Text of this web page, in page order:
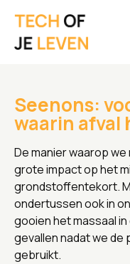
Seenons:
waarin afval
De manier waarop
grote impact op het
grondstoffentekort.
ondertussen ook in
gooien het massaal
gevallen nadat we
gebruikt.